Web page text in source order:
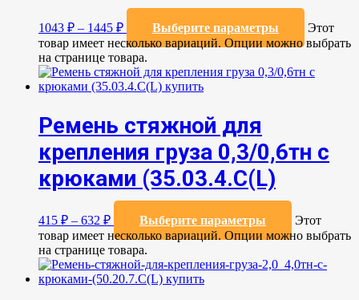
1043 ₽ – 1445 ₽ Выберите параметры
Этот
товар имеет несколько вариаций. Опции можно выбрать
на странице товара.
Ремень стяжной для
крепления груза 0,3/0,6тн с
крюками (35.03.4.C(L)
415 ₽ – 632 ₽ Выберите параметры
Этот
товар имеет несколько вариаций. Опции можно выбрать
на странице товара.